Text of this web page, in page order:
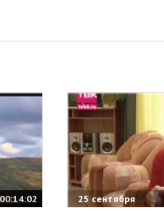
00:14:02
25 сентября